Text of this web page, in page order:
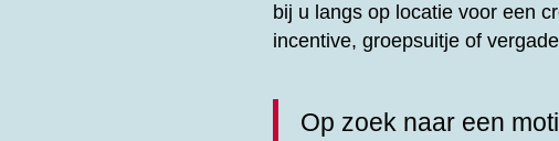
bij u langs op locatie voor een
incentive, groepsuitje of
Op zoek naar een